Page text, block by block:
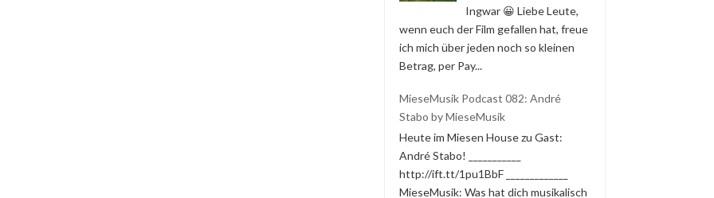
Ingwar 😀 Liebe Leute,
wenn euch der Film gefallen hat, freue
ich mich über jeden noch so kleinen
Betrag, per Pay...
MieseMusik Podcast 082: André
Stabo by MieseMusik
Heute im Miesen House zu Gast:
André Stabo! ___________
http://ift.tt/1pu1BbF _____________
MieseMusik: Was hat dich musikalisch